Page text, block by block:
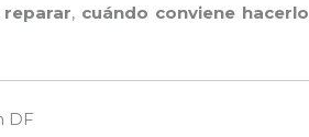
, cuándo conviene hacerlo
DF